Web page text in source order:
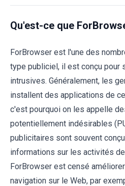
Qu'est-ce que
ForBrowser est l'une des
type publiciel, il est conçu pour
intrusives. Généralement, les
installent des applications de
c'est pourquoi on les appelle
potentiellement indésirables
publicitaires sont souvent
informations sur les activités
ForBrowser est censé
navigation sur le Web, par